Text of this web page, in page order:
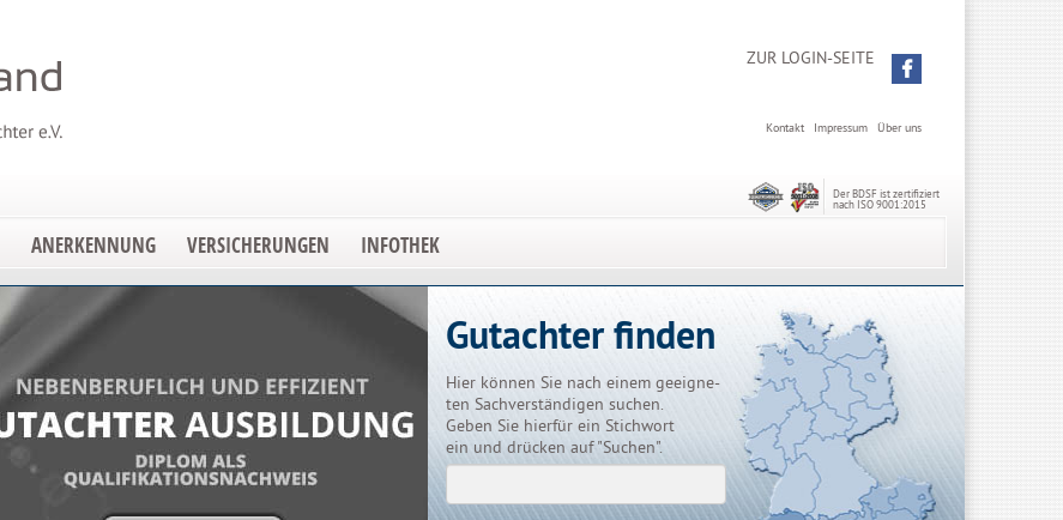
ZUR LOGIN-SEITE
Über uns
Impressum
Kontakt
Der BDSF ist zertifiziert
nach ISO 9001:2015
ANERKENNUNG VERSICHERUNGEN INFOTHEK
Gutachter finden
Hier können Sie nach einem geeigne-
ten Sachverständigen suchen.
Geben Sie hierfür ein Stichwort
ein und drücken auf "Suchen".